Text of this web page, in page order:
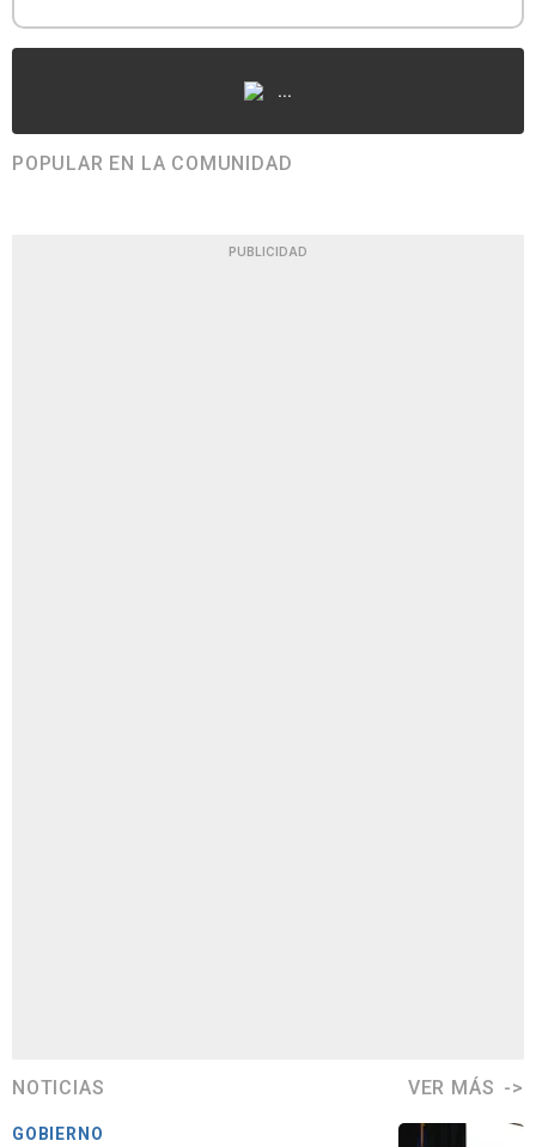
...
POPULAR EN LA COMUNIDAD
PUBLICIDAD
NOTICIAS VER MÁS
GOBIERNO